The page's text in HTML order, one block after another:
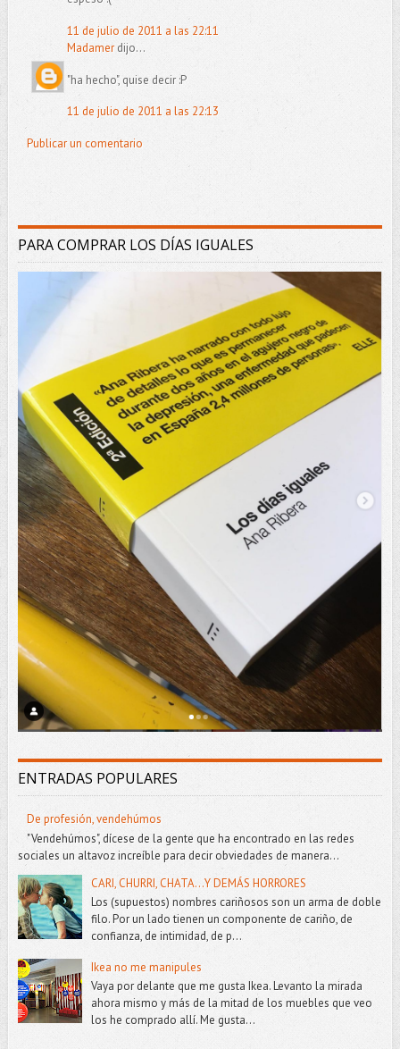
11 de julio de 2011 a las 22:11
Madamerdijo...
"ha hecho", quise decir :P
11 de julio de 2011 a las 22:13
Publicar un comentario
PARA COMPRAR LOS DÍAS IGUALES
ENTRADAS POPULARES
De profesión, vendehúmos
"Vendehúmos", dícese de la gente que ha encontrado en las redes
sociales un altavoz increíble para decir obviedades de manera...
CARI, CHURRI, CHATA...Y DEMÁS HORRORES
Los (supuestos) nombres cariñosos son un arma de doble
filo. Por un lado tienen un componente de cariño, de
confianza, de intimidad, de p...
Ikea no me manipules
Vaya por delante que me gusta Ikea. Levanto la mirada
ahora mismo y más de la mitad de los muebles que veo
los he comprado allí. Me gusta...